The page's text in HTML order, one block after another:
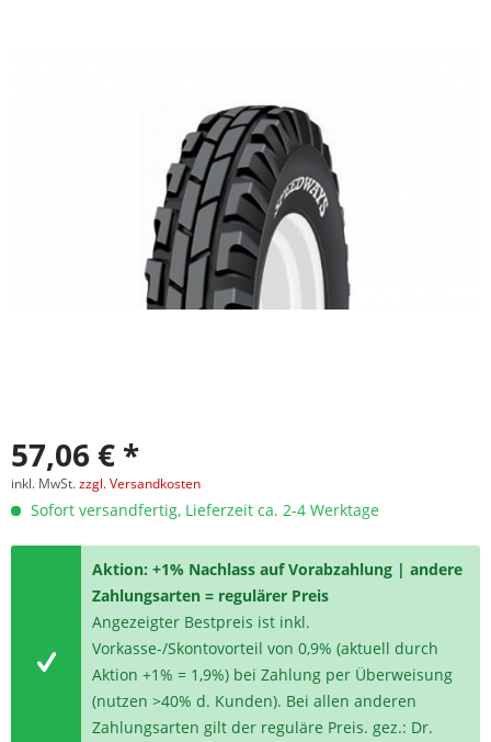
57,06 € *
inkl. MwSt.zzgl. Versandkosten
Sofort versandfertig, Lieferzeit ca. 2-4 Werktage
Aktion: +1% Nachlass auf Vorabzahlung | andere
Zahlungsarten = regulärer Preis
Angezeigter Bestpreis ist inkl.
Vorkasse-/Skontovorteil von 0,9% (aktuell durch
Aktion +1% = 1,9%) bei Zahlung per Überweisung
(nutzen >40% d. Kunden). Bei allen anderen
Zahlungsarten gilt der reguläre Preis. gez.: Dr.